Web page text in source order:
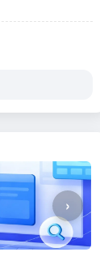
›